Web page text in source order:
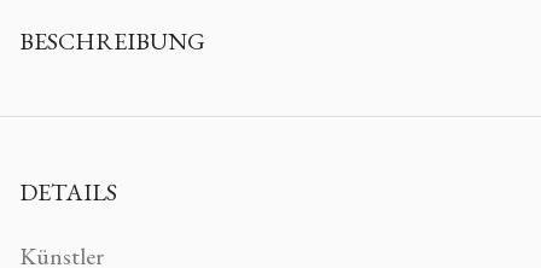
BESCHREIBUNG
DETAILS
Künstler